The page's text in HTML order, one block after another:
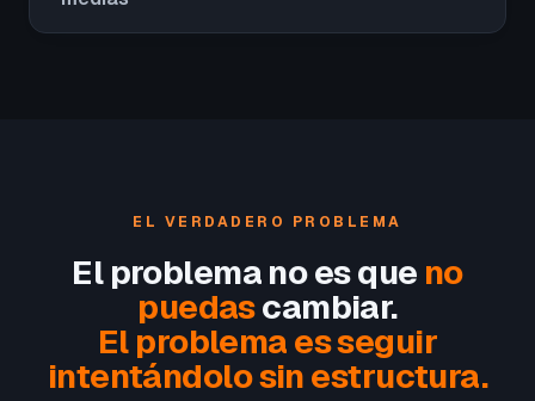
EL VERDADERO PROBLEMA
El problema no es que no
puedascambiar.
El problema es seguir
intentándolo sin estructura.